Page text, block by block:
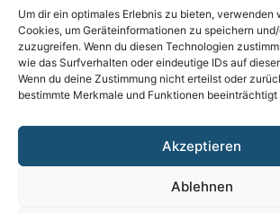
Um dir ein optimales Erlebnis zu bieten, verwenden
Cookies, um Geräteinformationen zu speichern
zuzugreifen. Wenn du diesen Technologien
wie das Surfverhalten oder eindeutige IDs auf
Wenn du deine Zustimmung nicht erteilst oder
bestimmte Merkmale und Funktionen beeinträchtigt
Akzeptieren
Ablehnen
Thalkirchner Straße 62
80337 München
Tel. +49(0)89 544 599 0
E-Mail:info@tost.de
Montag – Donnerstag: 8:00 – 17:00 Uhr
Freitag: 8:00 – 15:00 Uhr